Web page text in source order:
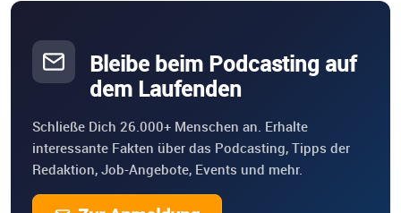
Bleibe beim Podcasting auf
dem Laufenden
Schließe Dich 26.000+ Menschen an. Erhalte
interessante Fakten über das Podcasting, Tipps der
Redaktion, Job-Angebote, Events und mehr.